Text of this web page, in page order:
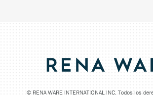
© RENA WARE INTERNATIONAL INC. Todos los